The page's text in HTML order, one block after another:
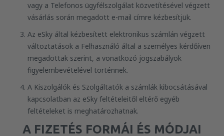
vagy a Telefonos ügyfélszolgálat közvetítésével végzett
vásárlás során megadott e-mail címre kézbesítjük.
Az eSky által kézbesített elektronikus számlán végzett
változtatások a Felhasználó által a személyes kérdőíven
megadottak szerint, a vonatkozó jogszabályok
figyelembevételével történnek.
A Kiszolgálók és Szolgáltatók a számlák kibocsátásával
kapcsolatban az eSky feltételeitől eltérő egyéb
feltételeket is meghatározhatnak.
A FIZETÉS FORMÁI ÉS MÓDJAI